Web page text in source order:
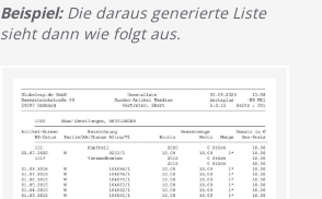
Beispiel:Die daraus generierte Liste
sieht dann wie folgt aus.